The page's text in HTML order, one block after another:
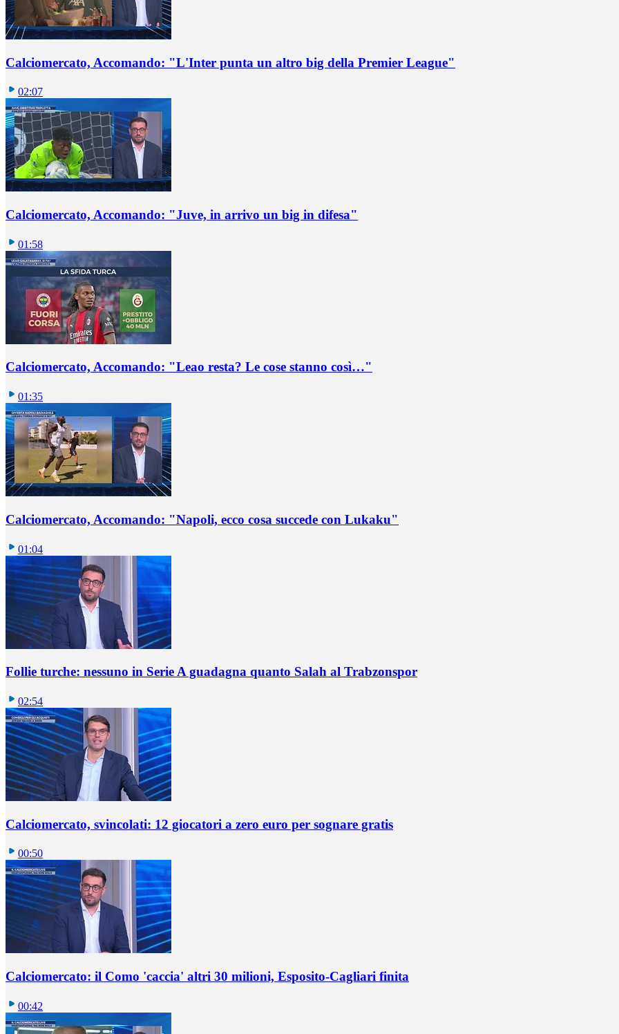
Calciomercato, Accomando: "L'Inter punta un altro big della Premier League"
02:07
Calciomercato, Accomando: "Juve, in arrivo un big in difesa"
01:58
Calciomercato, Accomando: "Leao resta? Le cose stanno così…"
01:35
Calciomercato, Accomando: "Napoli, ecco cosa succede con Lukaku"
01:04
Follie turche: nessuno in Serie A guadagna quanto Salah al Trabzonspor
02:54
Calciomercato, svincolati: 12 giocatori a zero euro per sognare gratis
00:50
Calciomercato: il Como 'caccia' altri 30 milioni, Esposito-Cagliari finita
00:42